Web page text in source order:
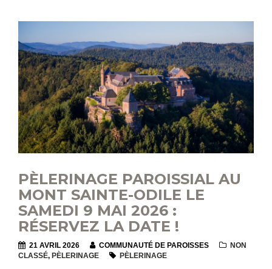
PÈLERINAGE PAROISSIAL AU
MONT SAINTE-ODILE LE
SAMEDI 9 MAI 2026 :
RÉSERVEZ LA DATE !
21 AVRIL 2026 COMMUNAUTÉ DE PAROISSES
NON
CLASSÉ, PÈLERINAGE PÈLERINAGE